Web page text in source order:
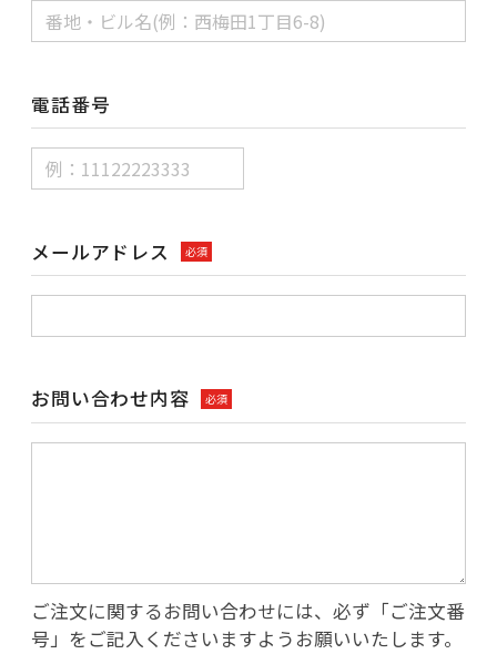
電話番号
メールアドレス 必須
お問い合わせ内容 必須
ご注文に関するお問い合わせには、必ず「ご注文番
号」をご記入くださいますようお願いいたします。